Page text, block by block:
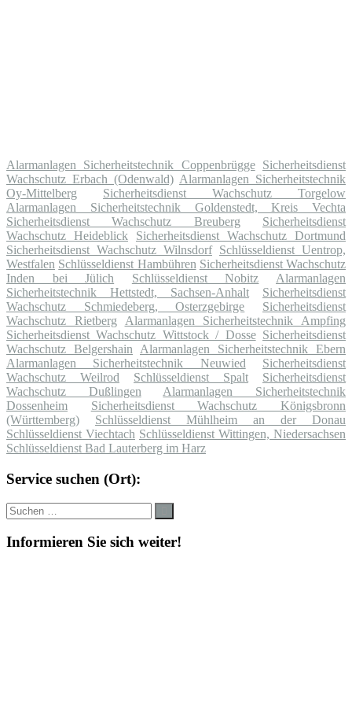
Alarmanlagen Sicherheitstechnik Coppenbrügge
Sicherheitsdienst
Wachschutz Erbach (Odenwald) Alarmanlagen Sicherheitstechnik
Oy-Mittelberg
Sicherheitsdienst Wachschutz Torgelow
Alarmanlagen Sicherheitstechnik Goldenstedt, Kreis Vechta
Sicherheitsdienst Wachschutz Breuberg
Sicherheitsdienst
Wachschutz Heideblick
Sicherheitsdienst Wachschutz Dortmund
Sicherheitsdienst Wachschutz Wilnsdorf Schlüsseldienst Uentrop,
Westfalen Schlüsseldienst Hambühren Sicherheitsdienst Wachschutz
Inden bei Jülich
Schlüsseldienst Nobitz
Alarmanlagen
Sicherheitstechnik Hettstedt, Sachsen-Anhalt
Sicherheitsdienst
Wachschutz Schmiedeberg, Osterzgebirge
Sicherheitsdienst
Wachschutz Rietberg
Alarmanlagen Sicherheitstechnik Ampfing
Sicherheitsdienst Wachschutz Wittstock / Dosse Sicherheitsdienst
Wachschutz Belgershain
Alarmanlagen Sicherheitstechnik Ebern
Alarmanlagen Sicherheitstechnik Neuwied
Sicherheitsdienst
Wachschutz Weilrod
Schlüsseldienst Spalt
Sicherheitsdienst
Wachschutz Dußlingen
Alarmanlagen Sicherheitstechnik
Dossenheim
Sicherheitsdienst Wachschutz Königsbronn
(Württemberg)
Schlüsseldienst Mühlheim an der Donau
Schlüsseldienst Viechtach Schlüsseldienst Wittingen, Niedersachsen
Schlüsseldienst Bad Lauterberg im Harz
Service suchen (Ort):
Suche
nach:
Informieren Sie sich weiter!